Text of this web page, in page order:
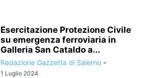
Esercitazione Protezione Civile
su emergenza ferroviaria in
Galleria San Cataldo a...
Redazione Gazzetta di Salerno -
1 Luglio 2024